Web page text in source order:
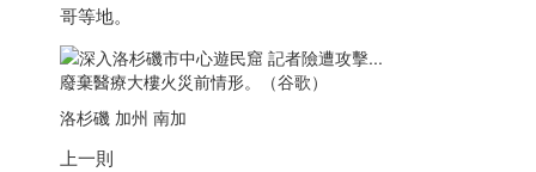
哥等地。
廢棄醫療大樓火災前情形。（谷歌）
洛杉磯 加州 南加
上一則